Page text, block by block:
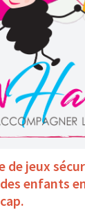
de jeux
enfants